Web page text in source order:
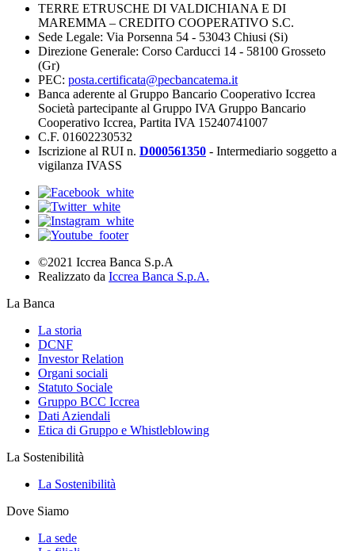
TERRE ETRUSCHE DI VALDICHIANA E DI
MAREMMA – CREDITO COOPERATIVO S.C.
Sede Legale: Via Porsenna 54 - 53043 Chiusi (Si)
Direzione Generale: Corso Carducci 14 - 58100 Grosseto
(Gr)
PEC: posta.certificata@pecbancatema.it
Banca aderente al Gruppo Bancario Cooperativo Iccrea
Società partecipante al Gruppo IVA Gruppo Bancario
Cooperativo Iccrea, Partita IVA 15240741007
C.F. 01602230532
Iscrizione al RUI n. D000561350 - Intermediario soggetto a
vigilanza IVASS
©2021 Iccrea Banca S.p.A
Realizzato da Iccrea Banca S.p.A.
La Banca
La storia
DCNF
Investor Relation
Organi sociali
Statuto Sociale
Gruppo BCC Iccrea
Dati Aziendali
Etica di Gruppo e Whistleblowing
La Sostenibilità
La Sostenibilità
Dove Siamo
La sede